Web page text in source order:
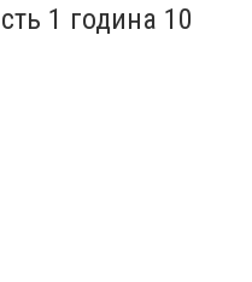
1 година 10